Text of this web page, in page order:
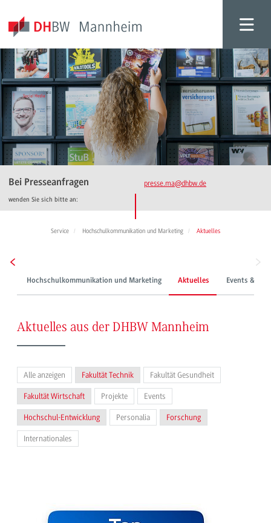
Bei Presseanfragen
wenden Sie sich bitte an:
presse.ma@dhbw.de
Service Hochschulkommunikation und Marketing Aktuelles
Hochschulkommunikation und Marketing Aktuelles Events &
Aktuelles aus der DHBW Mannheim
Alle anzeigen Fakultät Technik Fakultät Gesundheit
Fakultät Wirtschaft Projekte Events
Hochschul-Entwicklung Personalia Forschung
Internationales